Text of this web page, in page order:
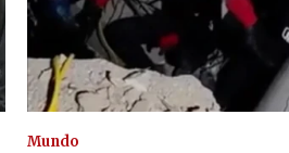
Mundo